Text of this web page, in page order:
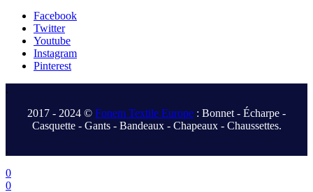
Facebook
Twitter
Youtube
Instagram
Pinterest
.
2017 - 2024 © Fonem Textile Europe : Bonnet - Écharpe -
Casquette - Gants - Bandeaux - Chapeaux - Chaussettes.
.
0
0